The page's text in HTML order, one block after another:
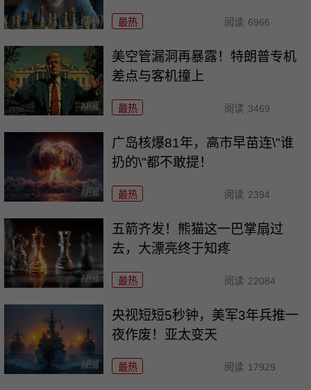
最热 阅读 6966
美空管漏洞再暴露！特朗普专机
差点与客机撞上
最热 阅读 3469
广岛核爆81年，高市早苗连\"谁
扔的\"都不敢提！
最热 阅读 2394
五箭齐发！熊猫这一巴掌扇过
去，大漂亮终于知疼
最热 阅读 22084
央视短短5秒钟，美军3年兵推一
夜作废！亚太变天
最热 阅读 17929